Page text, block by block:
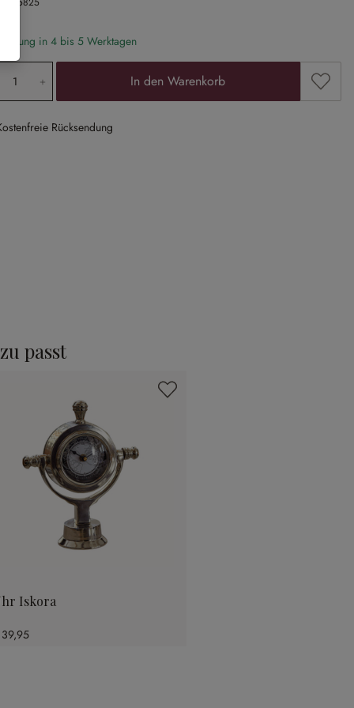
in 4 bis 5 Werktagen
Anzahl: Gib den gewünschten
In den Warenkorb Zum
Rücksendung
passt
Iskora